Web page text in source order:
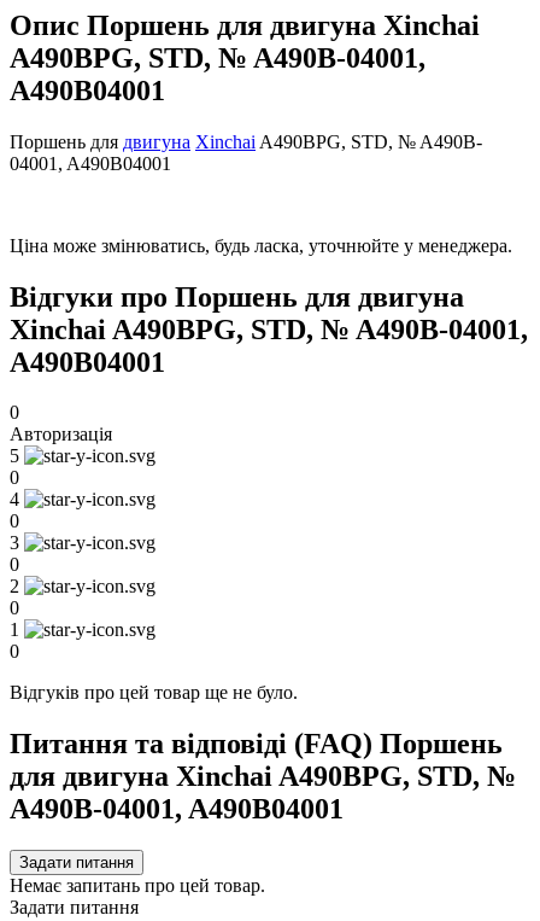
Опис Поршень для двигуна Xinchai
A490BPG, STD, № A490B-04001,
A490B04001
Поршень для двигуна Xinchai A490BPG, STD, № A490B-
04001, A490B04001
Ціна може змінюватись, будь ласка, уточнюйте у менеджера.
Відгуки про Поршень для двигуна
Xinchai A490BPG, STD, № A490B-04001,
A490B04001
0
Авторизація
5
0
4
0
3
0
2
0
1
0
Відгуків про цей товар ще не було.
Питання та відповіді (FAQ) Поршень
для двигуна Xinchai A490BPG, STD, №
A490B-04001, A490B04001
Задати питання
Немає запитань про цей товар.
Задати питання